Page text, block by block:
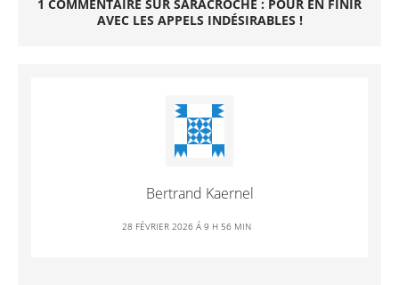
1 COMMENTAIRE SUR SARACROCHE : POUR EN FINIR
AVEC LES APPELS INDÉSIRABLES !
Bertrand Kaernel
28 FÉVRIER 2026 Á 9 H 56 MIN